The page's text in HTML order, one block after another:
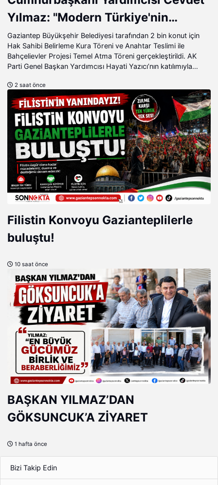
Yılmaz: "Modern Türkiye'nin
İmarında Cumhurbaşkanımızın
Büyük Gayretleri Var"
Gaziantep Büyükşehir Belediyesi tarafından 2 bin konut için
Hak Sahibi Belirleme Kura Töreni ve Anahtar Teslimi ile
Bahçelievler Projesi Temel Atma Töreni gerçekleştirildi. AK
Parti Genel Başkan Yardımcısı Hayati Yazıcı’nın katılımıyla
Müstakilevler Projesiyle ilgili müjdeli haber kamuoyu ile
paylaşıldı.
2 saat önce
Filistin Konvoyu Gazianteplilerle
buluştu!
10 saat önce
BAŞKAN YILMAZ’DAN
GÖKSUNCUK’A ZİYARET
1 hafta önce
Bizi Takip Edin